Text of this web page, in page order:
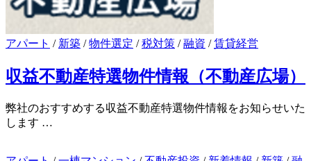
アパート / 新築 /物件選定 /税対策 /融資 /賃貸経営
収益不動産特選物件情報（不動産広場）
弊社のおすすめする収益不動産特選物件情報をお知らせいた
します …